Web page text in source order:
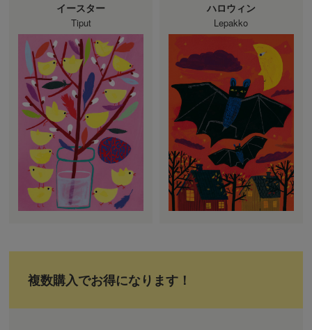
イースター
Tiput
ハロウィン
Lepakko
複数購入でお得になります！